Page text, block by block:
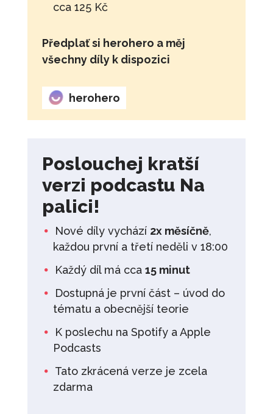
cca 125 Kč
Předplať si herohero a měj
všechny díly k dispozici
herohero
Poslouchej kratší
verzi podcastu Na
palici!
Nové díly vychází 2x měsíčně,
každou první a třetí neděli v 18:00
Každý díl má cca15 minut
Dostupná je první část – úvod do
tématu a obecnější teorie
K poslechu na Spotify a Apple
Podcasts
Tato zkrácená verze je zcela
zdarma